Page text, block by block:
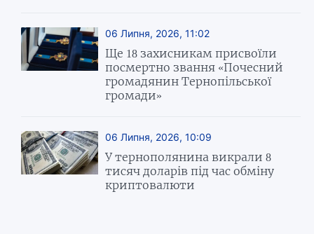
06 Липня, 2026, 11:02
Ще 18 захисникам присвоїли
посмертно звання «Почесний
громадянин Тернопільської
громади»
06 Липня, 2026, 10:09
У тернополянина викрали 8
тисяч доларів під час обміну
криптовалюти